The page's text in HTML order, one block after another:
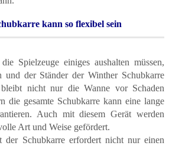
kann so flexibel sein
Spielzeuge einiges aushalten müssen,
und der Ständer der Winther Schubkarre
nicht nur die Wanne vor Schaden
die gesamte Schubkarre kann eine lange
Auch mit diesem Gerät werden
Art und Weise gefördert.
der Schubkarre erfordert nicht nur einen